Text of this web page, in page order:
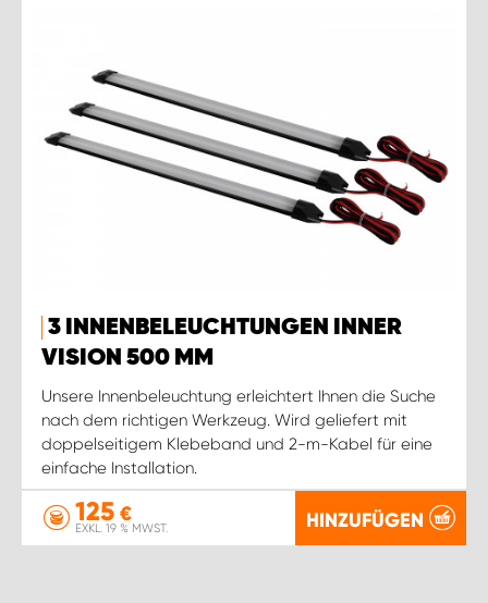
3 INNENBELEUCHTUNGEN INNER
VISION 500 MM
Unsere Innenbeleuchtung erleichtert Ihnen die Suche
nach dem richtigen Werkzeug. Wird geliefert mit
doppelseitigem Klebeband und 2-m-Kabel für eine
einfache Installation.
125 €
EXKL. 19 % MWST. HINZUFÜGEN